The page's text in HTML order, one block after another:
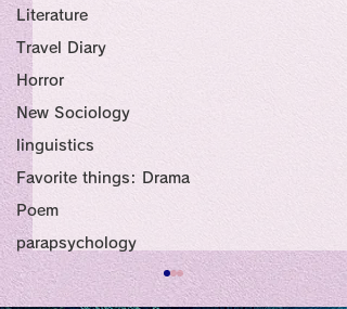
Literature
Travel Diary
Horror
New Sociology
linguistics
Favorite things: Drama
Poem
parapsychology
私の能力を、大幅に加速